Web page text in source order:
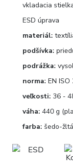
vkladacia
ESD úprava
materiál:
podšívka:
podrážka:
norma: EN
veľkosti: 36 -
váha: 440 g
farba: šedo-žltá